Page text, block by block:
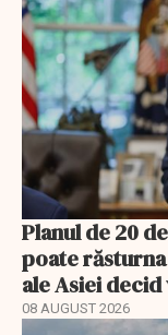
Planul de 20
poate
ale Asiei
08 AUGUST 2026